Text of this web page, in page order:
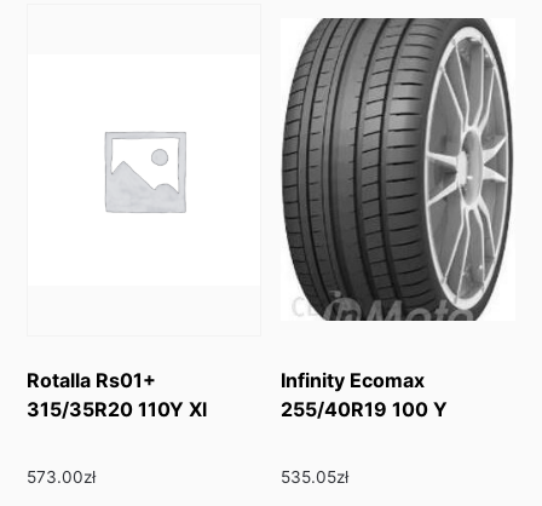
Rotalla Rs01+
315/35R20 110Y Xl
573.00zł
Infinity Ecomax
255/40R19 100 Y
535.05zł